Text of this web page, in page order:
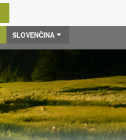
SLOVENČINA